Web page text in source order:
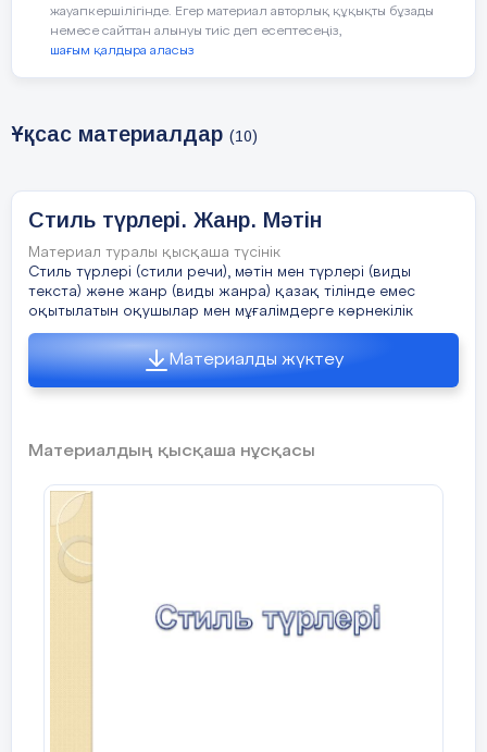
жауапкершілігінде. Егер материал авторлық құқықты бұзады
немесе сайттан алынуы тиіс деп есептесеңіз,
шағым қалдыра аласыз
Ұқсас материалдар (10)
Стиль түрлері. Жанр. Мәтін
Материал туралы қысқаша түсінік
Стиль түрлері (стили речи), мәтін мен түрлері (виды
текста) және жанр (виды жанра) қазақ тілінде емес
оқытылатын оқушылар мен мұғалімдерге көрнекілік
Материалды жүктеу
Материалдың қысқаша нұсқасы